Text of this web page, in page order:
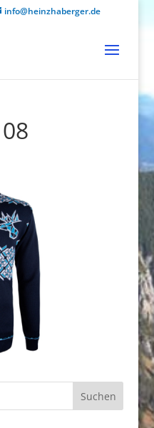
info@heinzhaberger.de